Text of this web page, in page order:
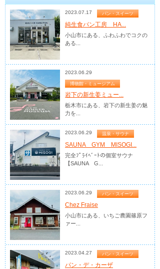
2023.07.17 パン・スイーツ
純生食パン工房 HA...
小山市にある、ふわふわでコクの
ある...
2023.06.29
博物館・ミュージアム
岩下の新生姜ミュー...
栃木市にある、岩下の新生姜の魅
力を...
2023.06.29 温泉・サウナ
SAUNA GYM MISOGI...
完全ﾌﾟﾗｲﾍﾞｰﾄの個室サウナ
【SAUNA G...
2023.06.29 パン・スイーツ
Chez Fraise
小山市にある、いちご農園篠原フ
ァー...
2023.04.27 パン・スイーツ
パン・デ・カーザ